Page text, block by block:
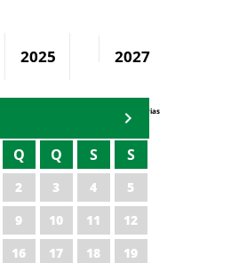
2025 2027
Agenda Secretárias
Q Q S S
2 3 4
5
9 10 11
12
16 17 18
19